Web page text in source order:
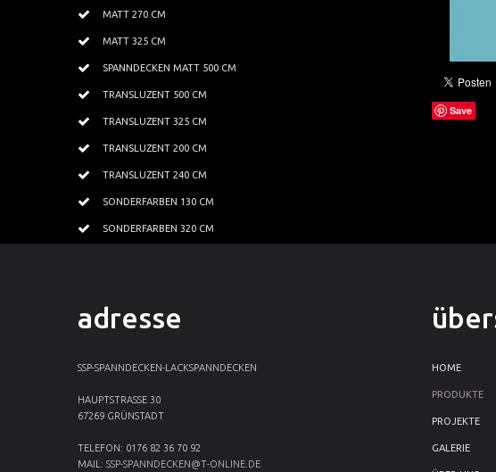
MATT 270 CM
MATT 325 CM
SPANNDECKEN MATT 500 CM
TRANSLUZENT 500 CM
TRANSLUZENT 325 CM
TRANSLUZENT 200 CM
TRANSLUZENT 240 CM
SONDERFARBEN 130 CM
SONDERFARBEN 320 CM
Save
adresse
SSP-SPANNDECKEN-LACKSPANNDECKEN
HAUPTSTRASSE 30
67269 GRÜNSTADT
TELEFON: 0176 82 36 70 92
MAIL: SSP-SPANNDECKEN@T-ONLINE.DE
HOME
PRODUKTE
PROJEKTE
GALERIE